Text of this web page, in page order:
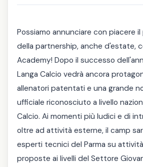
Possiamo annunciare con piacere
della partnership, anche d'estate,
Academy! Dopo il successo
Langa Calcio vedrà ancora
allenatori patentati e una grande
ufficiale riconosciuto a livello
Calcio. Ai momenti più ludici e di
oltre ad attività esterne, il camp
esperti tecnici del Parma su
proposte ai livelli del Settore